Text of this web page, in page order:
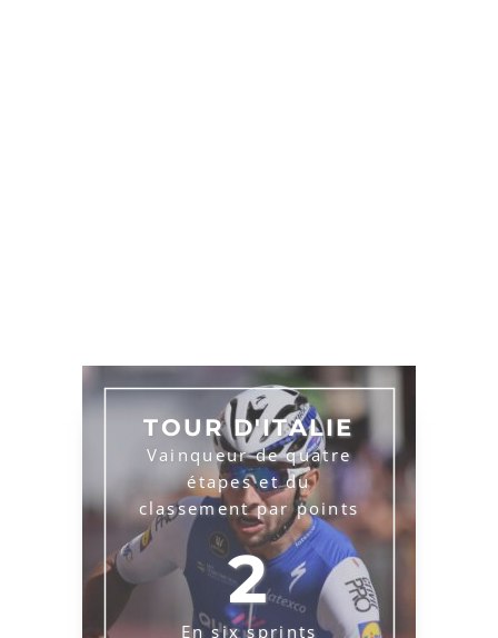
TOUR D'ITALIE
Vainqueur de quatre
étapes et du
classement par points
2
En six sprints